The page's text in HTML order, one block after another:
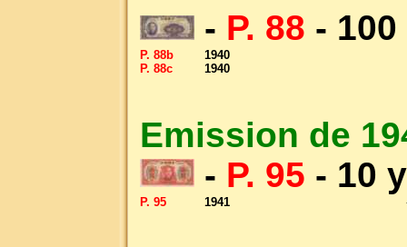
- P. 88 -
P. 88b
1940
P. 88c
1940
Emission de
- P. 95 - 10
P. 95 1941